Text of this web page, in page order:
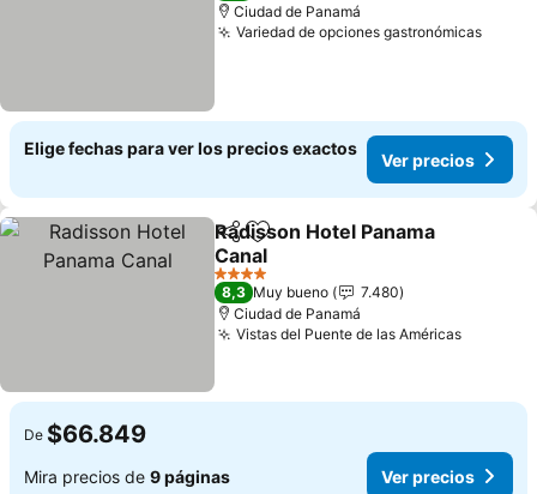
Ciudad de Panamá
Variedad de opciones gastronómicasVer
Elige fechas para ver los precios exactos
Ver precios
CompartirAgregar a favoritos
Radisson Hotel Panama
Canal
Ver precios
4 Estrellas
8,3 Muy bueno
7.480
Ciudad de Panamá
Vistas del Puente de las AméricasVer
De $66.849
Mira precios de 9 páginas Ver precios